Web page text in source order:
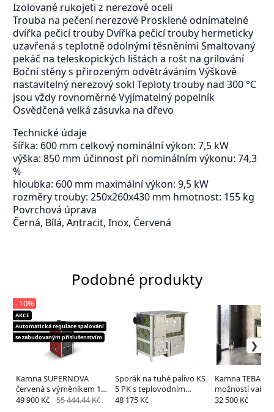
Izolované rukojeti z nerezové oceli
Trouba na pečení nerezové Prosklené odnímatelné
dvířka pečicí trouby Dvířka pečicí trouby hermeticky
uzavřená s teplotně odolnými těsněními Smaltovaný
pekáč na teleskopických lištách a rošt na grilování
Boční stěny s přirozeným odvětráváním Výškově
nastavitelný nerezový sokl Teploty trouby nad 300 °C
jsou vždy rovnoměrné Vyjímatelný popelník
Osvědčená velká zásuvka na dřevo
Technické údaje
šířka: 600 mm celkový nominální výkon: 7,5 kW
výška: 850 mm účinnost při nominálním výkonu: 74,3
%
hloubka: 600 mm maximální výkon: 9,5 kW
rozměry trouby: 250x260x430 mm hmotnost: 155 kg
Povrchová úprava
Černá, Bílá, Antracit, Inox, Červená
Podobné produkty
Kamna SUPERNOVA
červená s výměníkem 15-
34KW+příslušenství
AKCE
Automatická regulace spalování
se zabudovaným příslušenstvím
- 10%
49 900 Kč 55 444.44 Kč
Sporák na tuhé palivo KS
5 PK s teplovodním
výměníkem
48 175 Kč
Kamna TEBA
možností vaření
ventilátorem
32 500 Kč